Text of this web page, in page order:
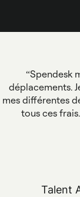
Spendesk
déplacements.
mes différentes
tous ces
Talent